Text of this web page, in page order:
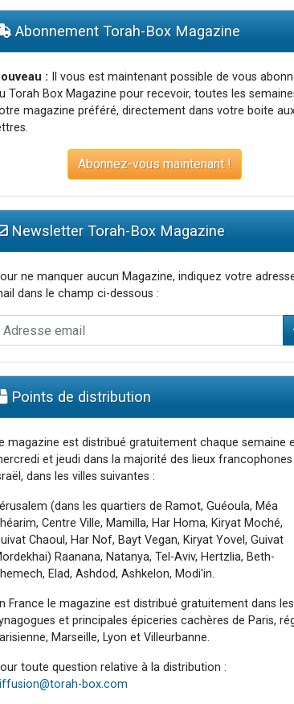
Abonnement Torah-Box Magazine
: Il vous est maintenant possible de vous
Torah Box Magazine pour recevoir, toutes les
magazine préféré, directement dans votre boite
Abonnez-vous maintenant !
Newsletter Torah-Box Magazine
ne manquer aucun Magazine, indiquez votre
dans le champ ci-dessous :
Points de distribution
magazine est distribué gratuitement chaque semaine
et jeudi dans la majorité des lieux francophones
dans les villes suivantes :
(dans les quartiers de Ramot, Guéoula, Méa
Centre Ville, Mamilla, Har Homa, Kiryat Moché,
Chaoul, Har Nof, Bayt Vegan, Kiryat Yovel, Guivat
Raanana, Natanya, Tel-Aviv, Hertzlia, Beth-
Elad, Ashdod, Ashkelon, Modi'in.
France le magazine est distribué gratuitement dans les
et principales épiceries cachères de Paris,
Marseille, Lyon et Villeurbanne.
toute question relative à la distribution :
box.com